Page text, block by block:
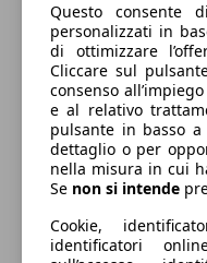
36 g/km
Emissioni di CO2
Consumi
Questo consente
personalizzati in
di ottimizzare
Cliccare sul
consenso
e al relativo
pulsante in basso
dettaglio o per
nella misura in cui
Se non si intende
Cookie,
identificatori